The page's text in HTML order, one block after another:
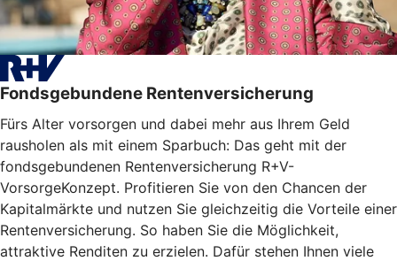
Fondsgebundene Rentenversicherung
Fürs Alter vorsorgen und dabei mehr aus Ihrem Geld
rausholen als mit einem Sparbuch: Das geht mit der
fondsgebundenen Rentenversicherung R+V-
VorsorgeKonzept. Profitieren Sie von den Chancen der
Kapitalmärkte und nutzen Sie gleichzeitig die Vorteile einer
Rentenversicherung. So haben Sie die Möglichkeit,
attraktive Renditen zu erzielen. Dafür stehen Ihnen viele